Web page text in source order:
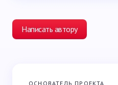
Написать автору
Ваш адрес email не будет
ОСНОВАТЕЛЬ ПРОЕКТА